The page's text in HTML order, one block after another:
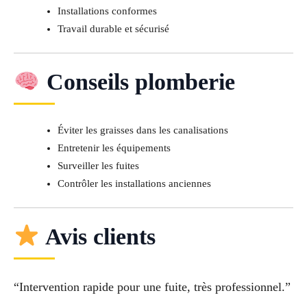
Installations conformes
Travail durable et sécurisé
Conseils plomberie
Éviter les graisses dans les canalisations
Entretenir les équipements
Surveiller les fuites
Contrôler les installations anciennes
Avis clients
“Intervention rapide pour une fuite, très professionnel.”